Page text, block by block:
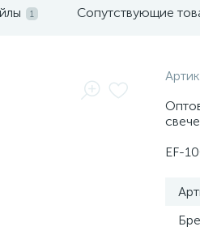
1 Сопутствующие
EF-